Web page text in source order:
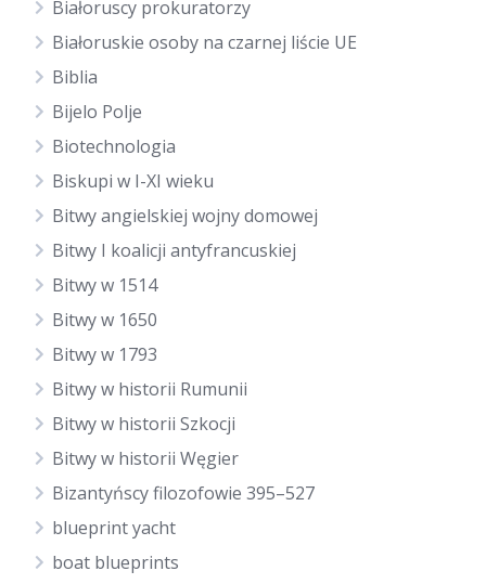
Białoruscy prokuratorzy
Białoruskie osoby na czarnej liście UE
Biblia
Bijelo Polje
Biotechnologia
Biskupi w I-XI wieku
Bitwy angielskiej wojny domowej
Bitwy I koalicji antyfrancuskiej
Bitwy w 1514
Bitwy w 1650
Bitwy w 1793
Bitwy w historii Rumunii
Bitwy w historii Szkocji
Bitwy w historii Węgier
Bizantyńscy filozofowie 395–527
blueprint yacht
boat blueprints